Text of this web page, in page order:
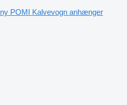
ny POMI Kalvevogn anhænger